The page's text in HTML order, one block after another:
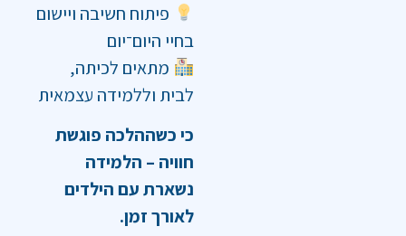
פיתוח חשיבה ויישום
בחיי היום־יום
מתאים לכיתה,
לבית וללמידה עצמאית
כי כשההלכה פוגשת
חוויה – הלמידה
נשארת עם הילדים
לאורך זמן.